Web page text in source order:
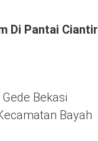
Di Pantai Ciantir
Bekasi
Bayah